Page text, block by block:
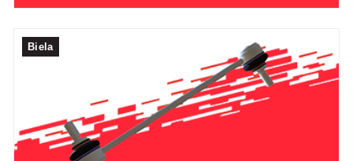
Biela